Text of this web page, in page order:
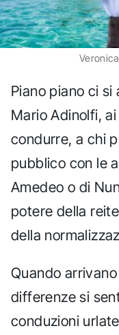
Piano piano ci
Mario Adinolfi,
condurre, a chi
pubblico con le
Amedeo o di
potere della
della
Quando
differenze si
conduzioni